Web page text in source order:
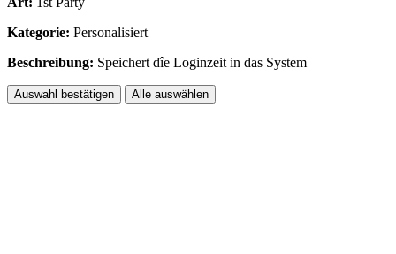
Kategorie: Personalisiert
Beschreibung: Speichert dîe Loginzeit in das System
Auswahl bestätigen Alle auswählen